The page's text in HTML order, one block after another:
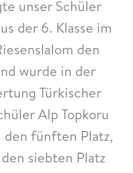
unser Schüler
der 6. Klasse im
den
wurde in der
Türkischer
Alp Topkoru
fünften Platz,
siebten Platz